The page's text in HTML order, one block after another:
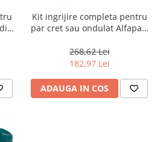
Kit ingrijire completa pentru
par cret sau ondulat Alfaparf
268,62 Lei
182,97 Lei
ADAUGA IN COS